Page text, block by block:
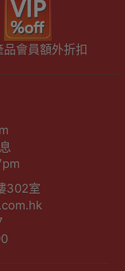
品會員額外折扣
302室